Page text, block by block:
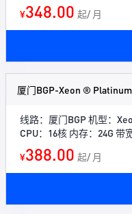
¥348.00 起/ 月
厦门BGP-Xeon ® Platinum
线路：厦门BGP 机型：
CPU：16核 内存：24G 带
¥388.00 起/ 月